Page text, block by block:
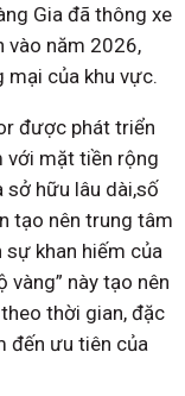
Gia đã thông xe
vào năm 2026,
của khu vực.
được phát triển
với mặt tiền rộng
sở hữu lâu dài,số
tạo nên trung tâm
sự khan hiếm của
vàng” này tạo nên
thời gian, đặc
đến ưu tiên của